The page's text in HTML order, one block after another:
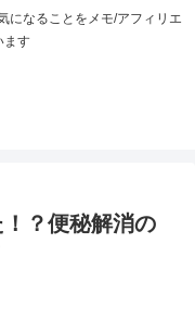
になることをメモ/アフィリエ
ます
？便秘解消の